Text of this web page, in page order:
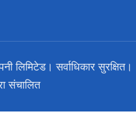
लिमिटेड। सर्वाधिकार सुरक्षित।
संचालित